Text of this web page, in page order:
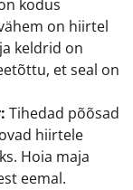
kodus
on hiirtel
keldrid on
et seal on
Tihedad põõsad
hiirtele
Hoia maja
eemal.